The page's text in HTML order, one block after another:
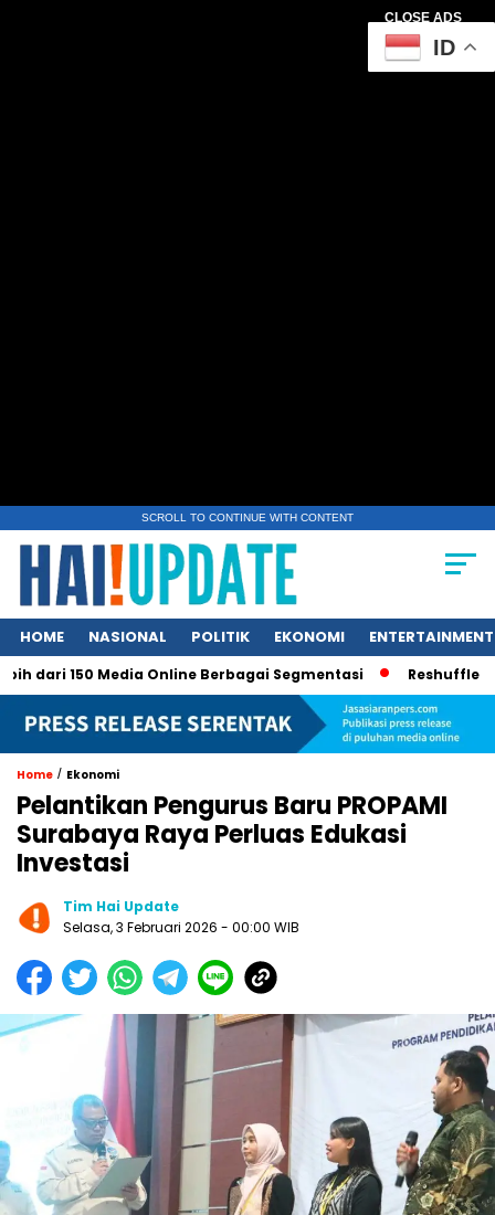
CLOSE ADS
SCROLL TO CONTINUE WITH CONTENT
HOME NASIONAL POLITIK EKONOMI ENTERTAINMENT
150 Media Online Berbagai Segmentasi Reshuffle
Home / Ekonomi
Pelantikan Pengurus Baru PROPAMI
Surabaya Raya Perluas Edukasi
Investasi
Tim Hai Update
Selasa, 3 Februari 2026 - 00:00 WIB
ID